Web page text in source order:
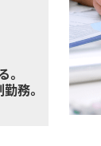
務。